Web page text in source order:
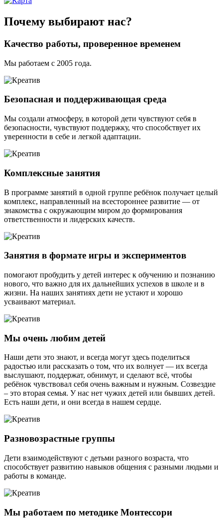
Почему выбирают нас?
Качество работы, проверенное временем
Мы работаем с 2005 года.
Безопасная и поддерживающая среда
Мы создали атмосферу, в которой дети чувствуют себя в
безопасности, чувствуют поддержку, что способствует их
уверенности в себе и легкой адаптации.
Комплексные занятия
В программе занятий в одной группе ребёнок получает целый
комплекс, направленный на всестороннее развитие — от
знакомства с окружающим миром до формирования
ответственности и лидерских качеств.
Занятия в формате игры и экспериментов
помогают пробудить у детей интерес к обучению и познанию
нового, что важно для их дальнейших успехов в школе и в
жизни. На наших занятиях дети не устают и хорошо
усваивают материал.
Мы очень любим детей
Наши дети это знают, и всегда могут здесь поделиться
радостью или рассказать о том, что их волнует — их всегда
выслушают, поддержат, обнимут, и сделают всё, чтобы
ребёнок чувствовал себя очень важным и нужным. Созвездие
– это вторая семья. У нас нет чужих детей или бывших детей.
Есть наши дети, и они всегда в нашем сердце.
Разновозрастные группы
Дети взаимодействуют с детьми разного возраста, что
способствует развитию навыков общения с разными людьми и
работы в команде.
Мы работаем по методике Монтессори